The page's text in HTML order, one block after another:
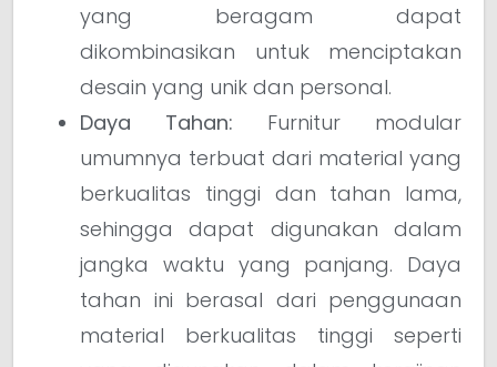
yang beragam dapat
dikombinasikan untuk menciptakan
desain yang unik dan personal.
Daya Tahan: Furnitur modular
umumnya terbuat dari material yang
berkualitas tinggi dan tahan lama,
sehingga dapat digunakan dalam
jangka waktu yang panjang. Daya
tahan ini berasal dari penggunaan
material berkualitas tinggi seperti